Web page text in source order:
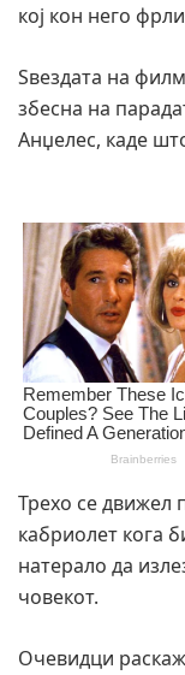
кој кон него
Ѕвездата на
збесна на
Анџелес, каде
Трехо се движел
кабриолет кога
натерало да
човекот.
Очевидци